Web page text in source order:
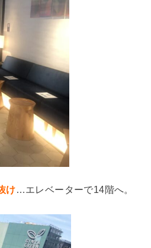
け…エレベーターで14階へ。